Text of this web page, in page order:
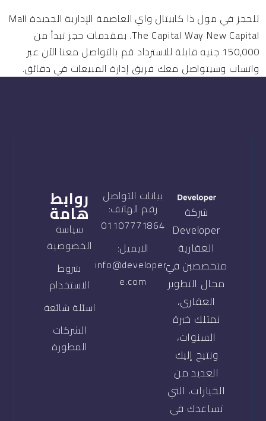
للحجز في مول ذا كابيتال واي العاصمة الإدارية الجديدة Mall
The Capital Way New Capital. بمقدمات حجز تبدأ من
150,000 جنيه قابلة للاسترداد قم بالتواصل معنا الآن عبر
واتساب وسيتواصل معك فريق إدارة المبيعات في دقائق.
شركة
Developer
العقارية
متخصصين في
مجال التطوير
العقاري،
نمتلك خبرة
السنوات،
ونتيح إليك
العديد من
الخيارات، التي
تساعدك في
بيانات التواصل
رقم الهاتف:
01107771864
الايميل:
info@developer-
e.com
روابط
هامة
سياسة
الخصوصية
شروط
الاستخدام
اسئلة شائعة
الشركات
المطورة